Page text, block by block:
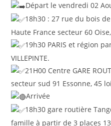
Départ le vendredi 02
18h30 : 27 rue du bois
Haute France secteur 60
19h30 PARIS et région
VILLEPINTE.
21H00 Centre GARE
secteur sud 91 Essonne, 45
Arrivée
18h30 gare routière
famille à partir de 3 places